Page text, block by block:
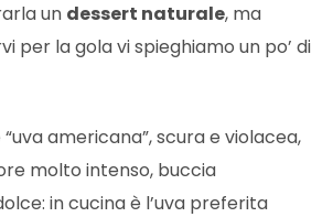
un dessert naturale, ma
per la gola vi spieghiamo un po’ di
americana”, scura e violacea,
molto intenso, buccia
in cucina è l’uva preferita